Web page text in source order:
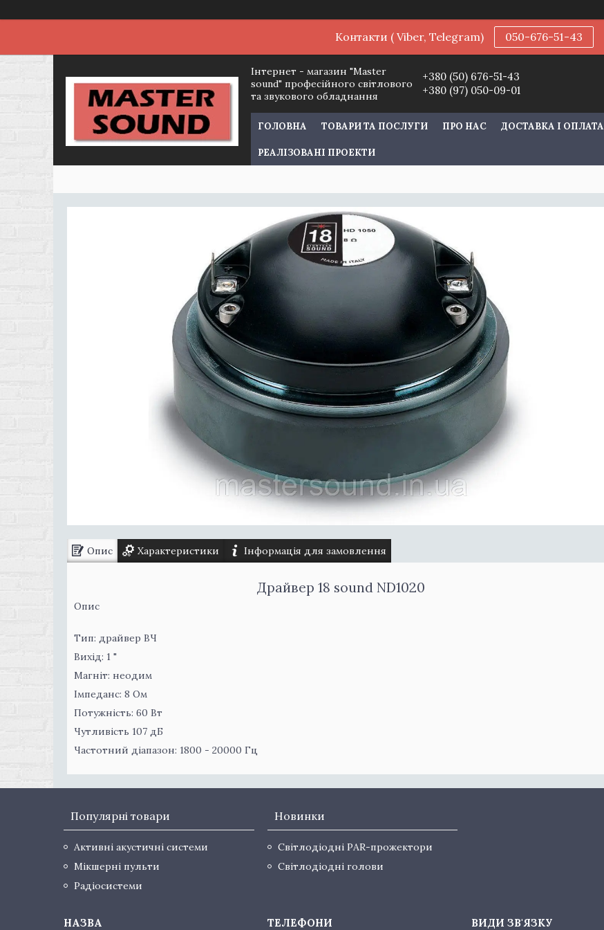
Контакти ( Viber, Telegram) 050-676-51-43
Інтернет - магазин "Master
sound" професійного світлового
та звукового обладнання
+380 (50) 676-51-43
+380 (97) 050-09-01
ГОЛОВНА ТОВАРИ ТА ПОСЛУГИ ПРО НАС ДОСТАВКА І ОПЛАТА
РЕАЛІЗОВАНІ ПРОЕКТИ
Опис Характеристики Інформація для замовлення
Драйвер 18 sound ND1020
Опис
Тип: драйвер ВЧ
Вихід: 1 "
Магніт: неодим
Імпеданс: 8 Ом
Потужність: 60 Вт
Чутливість 107 дБ
Частотний діапазон: 1800 - 20000 Гц
Популярні товари
Активні акустичні системи
Мікшерні пульти
Радіосистеми
Новинки
Світлодіодні PAR-прожектори
Світлодіодні голови